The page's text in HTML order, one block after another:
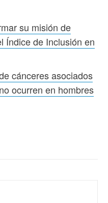
su misión de
Índice de Inclusión en
cánceres asociados
ocurren en hombres